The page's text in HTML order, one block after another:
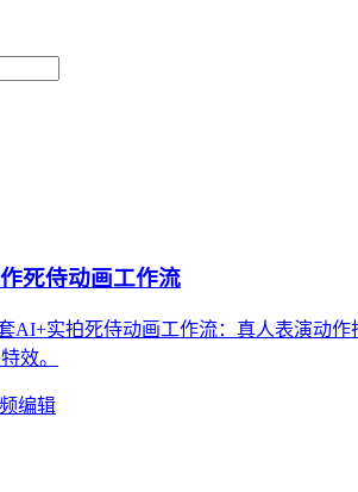
死侍动画工作流
AI+实拍死侍动画工作流：真人表演动
效。
编辑